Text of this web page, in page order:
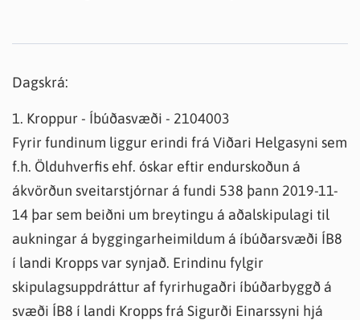
Dagskrá:
1. Kroppur - Íbúðasvæði - 2104003
Fyrir fundinum liggur erindi frá Viðari Helgasyni sem
f.h. Ölduhverfis ehf. óskar eftir endurskoðun á
ákvörðun sveitarstjórnar á fundi 538 þann 2019-11-
14 þar sem beiðni um breytingu á aðalskipulagi til
aukningar á byggingarheimildum á íbúðarsvæði ÍB8
í landi Kropps var synjað. Erindinu fylgir
skipulagsuppdráttur af fyrirhugaðri íbúðarbyggð á
svæði ÍB8 í landi Kropps frá Sigurði Einarssyni hjá